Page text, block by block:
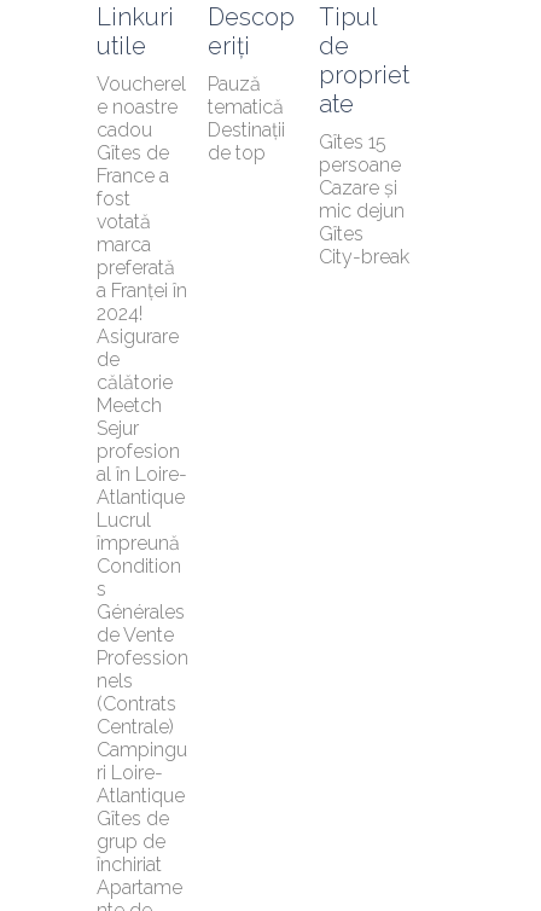
Linkuri
utile
Voucherel
e noastre
cadou
Gîtes de
France a
fost
votată
marca
preferată
a Franței în
2024!
Asigurare
de
călătorie
Meetch
Sejur
profesion
al în Loire-
Atlantique
Lucrul
împreună
Condition
s
Générales
de Vente
Profession
nels
(Contrats
Centrale)
Campingu
ri Loire-
Atlantique
Gîtes de
grup de
închiriat
Apartame
Descop
eriți
Pauză
tematică
Destinații
de top
Tipul
de
propriet
ate
Gîtes 15
persoane
Cazare și
mic dejun
Gîtes
City-break